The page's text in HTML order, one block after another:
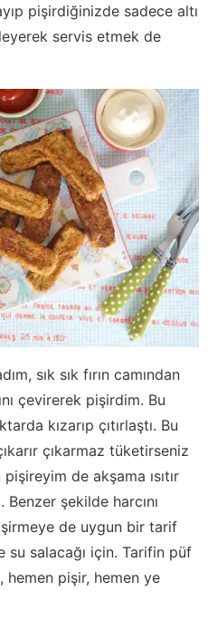
pişirdiğinizde sadece altı
servis etmek de
sık sık fırın camından
çevirerek pişirdim. Bu
kızarıp çıtırlaştı. Bu
çıkarmaz tüketirseniz
de akşama ısıtır
şekilde harcını
de uygun bir tarif
salacağı için. Tarifin püf
hemen pişir, hemen ye